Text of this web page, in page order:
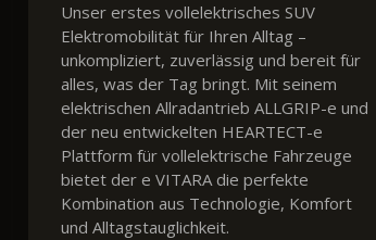
Unser erstes vollelektrisches SUV
Elektromobilität für Ihren Alltag –
unkompliziert, zuverlässig und bereit für
alles, was der Tag bringt. Mit seinem
elektrischen Allradantrieb ALLGRIP-e und
der neu entwickelten HEARTECT-e
Plattform für vollelektrische Fahrzeuge
bietet der e VITARA die perfekte
Kombination aus Technologie, Komfort
und Alltagstauglichkeit.